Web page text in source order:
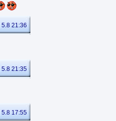
| 5.8 21:36
| 5.8 21:35
| 5.8 17:55